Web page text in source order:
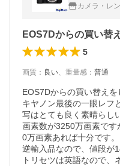
カメラ・レ
EOS7Dからの買い替
5
画質 ： 良い、 重量感 ： 普通
EOS7Dからの買い替えを
キヤノン最後の一眼レフ
写はとても良く素晴らし
画素数が3250万画素で
0万画素あれば十分です。
逆輸入品なので、値段が
トリセツは英語なので、